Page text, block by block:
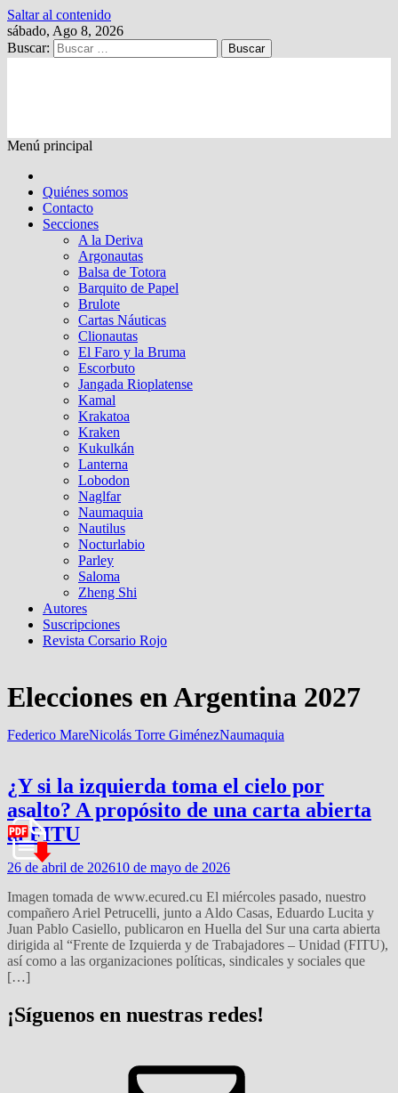
Saltar al contenido
sábado, Ago 8, 2026
Buscar:
Menú principal
Quiénes somos
Contacto
Secciones
A la Deriva
Argonautas
Balsa de Totora
Barquito de Papel
Brulote
Cartas Náuticas
Clionautas
El Faro y la Bruma
Escorbuto
Jangada Rioplatense
Kamal
Krakatoa
Kraken
Kukulkán
Lanterna
Lobodon
Naglfar
Naumaquia
Nautilus
Nocturlabio
Parley
Saloma
Zheng Shi
Autores
Suscripciones
Revista Corsario Rojo
Elecciones en Argentina 2027
Federico MareNicolás Torre GiménezNaumaquia
¿Y si la izquierda toma el cielo por
asalto? A propósito de una carta abierta
al FITU
26 de abril de 202610 de mayo de 2026
Imagen tomada de www.ecured.cu El miércoles pasado, nuestro
compañero Ariel Petrucelli, junto a Aldo Casas, Eduardo Lucita y
Juan Pablo Casiello, publicaron en Huella del Sur una carta abierta
dirigida al “Frente de Izquierda y de Trabajadores – Unidad (FITU),
así como a las organizaciones políticas, sindicales y sociales que
[…]
¡Síguenos en nuestras redes!